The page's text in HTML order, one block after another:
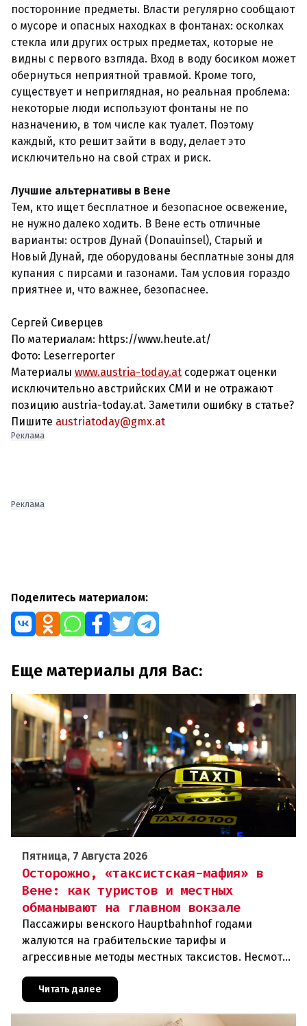
посторонние предметы. Власти регулярно сообщают
о мусоре и опасных находках в фонтанах: осколках
стекла или других острых предметах, которые не
видны с первого взгляда. Вход в воду босиком может
обернуться неприятной травмой. Кроме того,
существует и неприглядная, но реальная проблема:
некоторые люди используют фонтаны не по
назначению, в том числе как туалет. Поэтому
каждый, кто решит зайти в воду, делает это
исключительно на свой страх и риск.
Лучшие альтернативы в Вене
Тем, кто ищет бесплатное и безопасное освежение,
не нужно далеко ходить. В Вене есть отличные
варианты: остров Дунай (Donauinsel), Старый и
Новый Дунай, где оборудованы бесплатные зоны для
купания с пирсами и газонами. Там условия гораздо
приятнее и, что важнее, безопаснее.
Сергей Сиверцев
По материалам: https://www.heute.at/
Фото: Leserreporter
Материалы www.austria-today.at содержат оценки
исключительно австрийских СМИ и не отражают
позицию austria-today.at. Заметили ошибку в статье?
Пишите austriatoday@gmx.at
Реклама
Реклама
Поделитесь материалом:
Еще материалы для Вас:
Пятница, 7 Августа 2026
Осторожно, «таксистская-мафия» в
Вене: как туристов и местных
обманывают на главном вокзале
Пассажиры венского Hauptbahnhof годами
жалуются на грабительские тарифы и
агрессивные методы местных таксистов. Несмотря
на многочисленные сообщения и скандалы,
ситуация остается острой, а ответственн
Читать далее